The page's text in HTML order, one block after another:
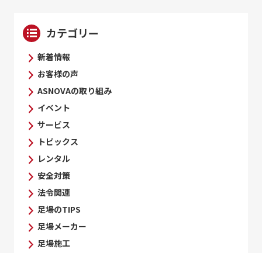
カテゴリー
新着情報
お客様の声
ASNOVAの取り組み
イベント
サービス
トピックス
レンタル
安全対策
法令関連
足場のTIPS
足場メーカー
足場施工